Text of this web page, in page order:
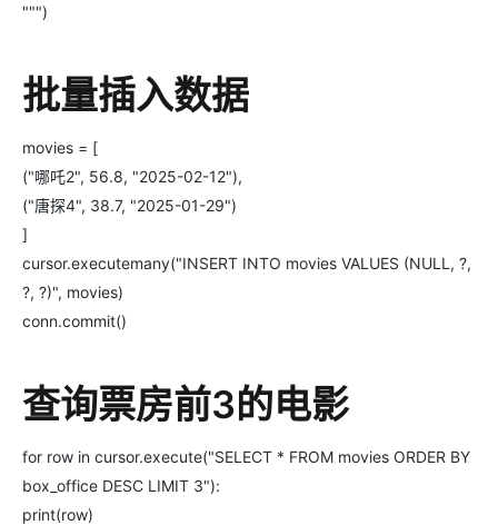
""")
批量插入数据
movies = [
("哪吒2", 56.8, "2025-02-12"),
("唐探4", 38.7, "2025-01-29")
]
cursor.executemany("INSERT INTO movies VALUES (NULL, ?,
?, ?)", movies)
conn.commit()
查询票房前3的电影
for row in cursor.execute("SELECT * FROM movies ORDER BY
box_office DESC LIMIT 3"):
print(row)